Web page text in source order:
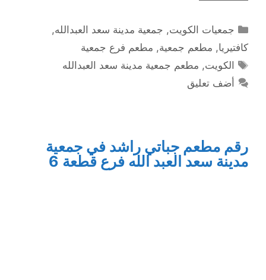
التصنيفات
جمعيات الكويت, جمعية مدينة سعد العبدالله,
كافتيريا, مطعم جمعية, مطعم فرع جمعية
الوسوم
الكويت, مطعم جمعية مدينة سعد العبدالله
أضف تعليق
رقم مطعم جباتي راشد في جمعية
مدينة سعد العبد الله فرع قطعة 6